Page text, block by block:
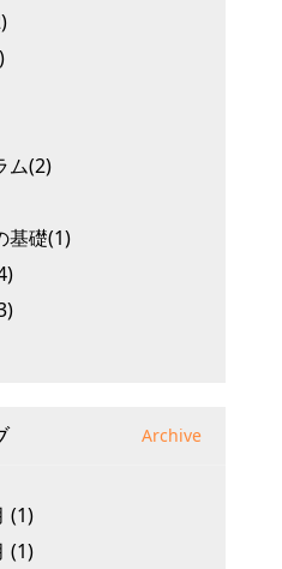
ム(2)
基礎(1)
Archive
(1)
(1)